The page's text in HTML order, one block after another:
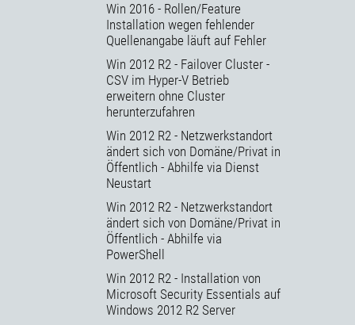
Win 2016 - Rollen/Feature
Installation wegen fehlender
Quellenangabe läuft auf Fehler
Win 2012 R2 - Failover Cluster -
CSV im Hyper-V Betrieb
erweitern ohne Cluster
herunterzufahren
Win 2012 R2 - Netzwerkstandort
ändert sich von Domäne/Privat in
Öffentlich - Abhilfe via Dienst
Neustart
Win 2012 R2 - Netzwerkstandort
ändert sich von Domäne/Privat in
Öffentlich - Abhilfe via
PowerShell
Win 2012 R2 - Installation von
Microsoft Security Essentials auf
Windows 2012 R2 Server